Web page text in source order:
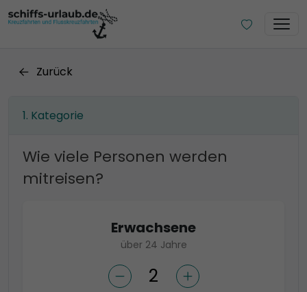
Zurück
Kategorie
Wie viele Personen werden
mitreisen?
Erwachsene
über 24 Jahre